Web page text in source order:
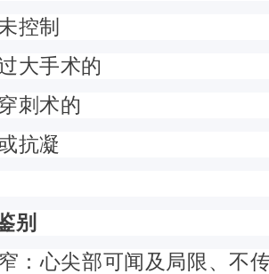
控制
大手术的
刺术的
抗凝
别
：心尖部可闻及局限、不